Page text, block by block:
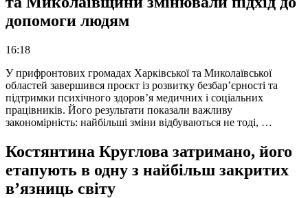
допомоги людям
16:18
У прифронтових громадах Харківської та Миколаївської
областей завершився проєкт із розвитку безбар’єрності та
підтримки психічного здоров’я медичних і соціальних
працівників. Його результати показали важливу
закономірність: найбільші зміни відбуваються не тоді, …
Костянтина Круглова затримано, його
етапують в одну з найбільш закритих
в’язниць світу